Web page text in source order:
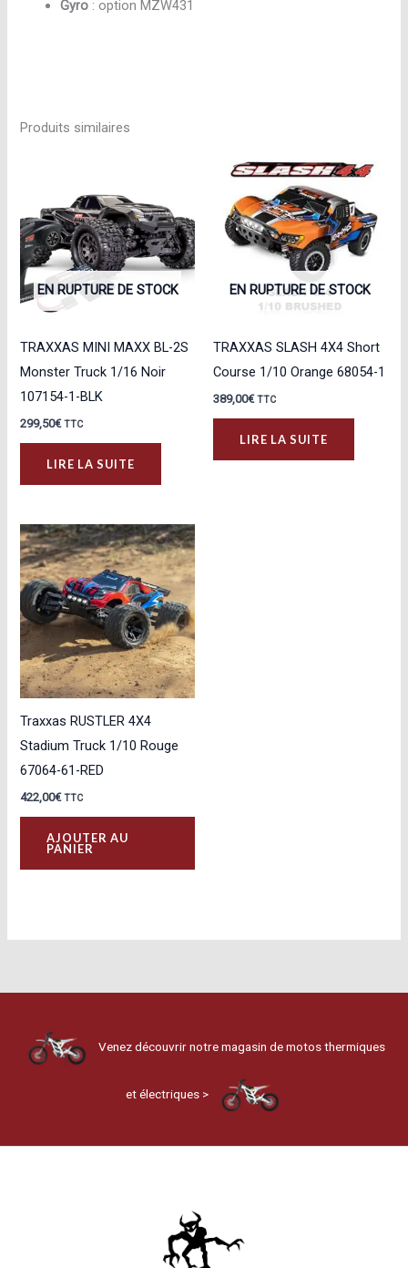
Gyro : option MZW431
Produits similaires
EN RUPTURE DE STOCK
TRAXXAS MINI MAXX BL-2S
Monster Truck 1/16 Noir
107154-1-BLK
299,50€ TTC
LIRE LA SUITE
EN RUPTURE DE STOCK
TRAXXAS SLASH 4X4 Short
Course 1/10 Orange 68054-1
389,00€ TTC
LIRE LA SUITE
Traxxas RUSTLER 4X4
Stadium Truck 1/10 Rouge
67064-61-RED
422,00€ TTC
AJOUTER AU
PANIER
Venez découvrir notre magasin de motos thermiques
et électriques >